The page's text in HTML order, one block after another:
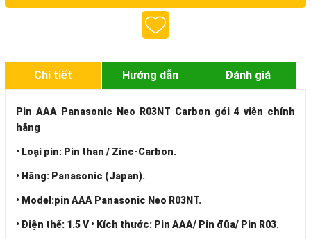
Chi tiết Hướng dẫn Đánh giá
Pin AAA Panasonic Neo R03NT Carbon gói 4 viên chính
hãng
• Loại pin: Pin than / Zinc-Carbon.
• Hãng: Panasonic (Japan).
• Model:pin AAA Panasonic Neo R03NT.
• Điện thế: 1.5 V • Kích thước: Pin AAA/ Pin đũa/ Pin R03.